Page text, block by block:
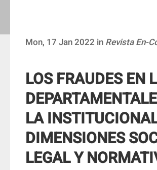
Mon, 17 Jan 2022 in Revista En-
LOS FRAUDES EN
LA
DIMENSIONES
LEGAL Y